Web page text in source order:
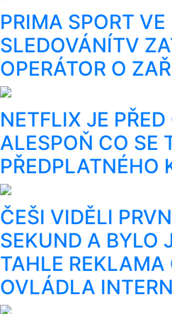
PRIMA SPORT VE
SLEDOVÁNÍTV
OPERÁTOR O
NETFLIX JE
ALESPOŇ CO SE
PŘEDPLATNÉHO
ČEŠI VIDĚLI
SEKUND A BYLO
TAHLE
OVLÁDLA